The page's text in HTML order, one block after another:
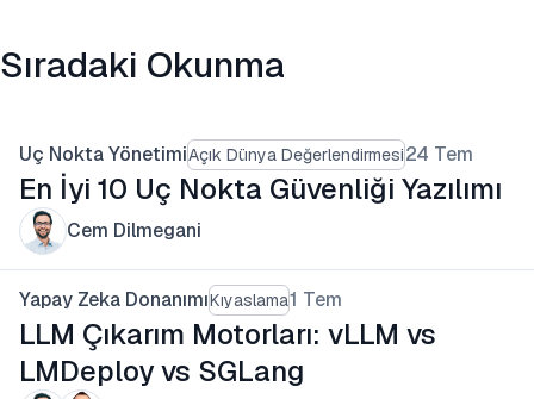
Sıradaki Okunma
Uç Nokta YönetimiAçık Dünya Değerlendirmesi24 Tem
En İyi 10 Uç Nokta Güvenliği Yazılımı
Cem Dilmegani
Yapay Zeka DonanımıKıyaslama1 Tem
LLM Çıkarım Motorları: vLLM vs
LMDeploy vs SGLang